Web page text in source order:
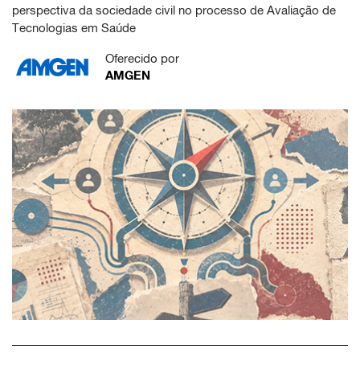
perspectiva da sociedade civil no processo de Avaliação de
Tecnologias em Saúde
Oferecido por
AMGEN